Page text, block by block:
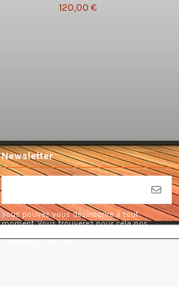
120,00 €
Newsletter
Vous pouvez vous désinscrire à tout
moment. Vous trouverez pour cela nos